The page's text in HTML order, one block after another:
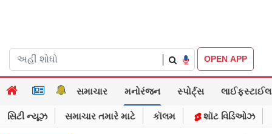
OPEN APP
સમાચાર મનોરંજન સ્પોર્ટ્સ લાઈફસ્ટાઈલ
સિટી ન્યૂઝ સમાચાર તમારે માટે કૉલમ શૉટ વિડિઓઝ